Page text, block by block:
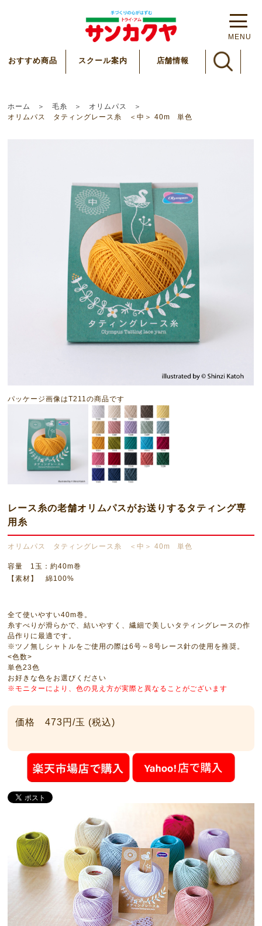
MENU
おすすめ商品 スクール案内 店舗情報
ホーム 毛糸
オリムパス
オリムパス タティングレース糸 ＜中＞ 40m 単色
パッケージ画像はT211の商品です
レース糸の老舗オリムパスがお送りするタティング専
用糸
オリムパス タティングレース糸 ＜中＞ 40m 単色
容量 1玉：約40m巻
【素材】 綿100%
全て使いやすい40m巻。
糸すべりが滑らかで、結いやすく、繊細で美しいタティングレースの作
品作りに最適です。
※ツノ無しシャトルをご使用の際は6号～8号レース針の使用を推奨。
<色数>
単色23色
お好きな色をお選びください
※モニターにより、色の見え方が実際と異なることがございます
価格 473円/玉 (税込)